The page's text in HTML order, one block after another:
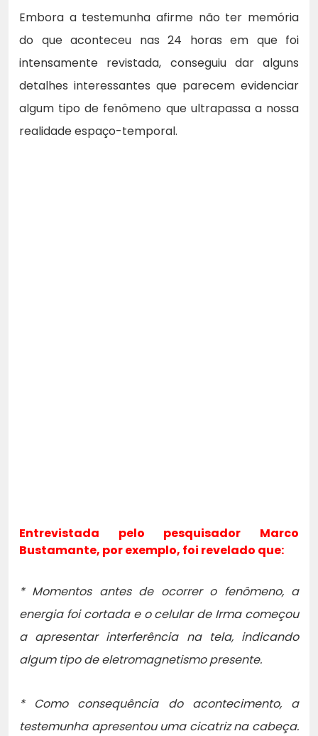
Embora a testemunha afirme não ter memória
do que aconteceu nas 24 horas em que foi
intensamente revistada, conseguiu dar alguns
detalhes interessantes que parecem evidenciar
algum tipo de fenômeno que ultrapassa a nossa
realidade espaço-temporal.
Entrevistada pelo pesquisador Marco
Bustamante, por exemplo, foi revelado que:
* Momentos antes de ocorrer o fenômeno, a
energia foi cortada e o celular de Irma começou
a apresentar interferência na tela, indicando
algum tipo de eletromagnetismo presente.
* Como consequência do acontecimento, a
testemunha apresentou uma cicatriz na cabeça.